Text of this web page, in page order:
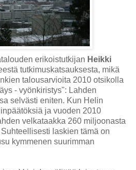
erikoistutkijan Heikki
tutkimuskatsauksesta, mikä
talousarvioita 2010 otsikolla
- vyönkiristys": Lahden
selvästi eniten. Kun Helin
ja vuoden 2010
velkataakka 260 miljoonasta
laskien tämä on
kymmenen suurimman